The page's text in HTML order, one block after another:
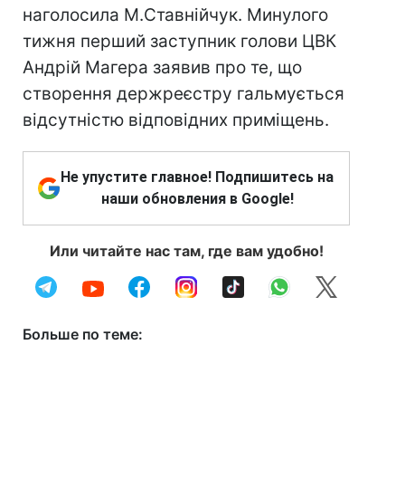
наголосила М.Ставнійчук. Минулого
тижня перший заступник голови ЦВК
Андрій Магера заявив про те, що
створення держреєстру гальмується
відсутністю відповідних приміщень.
Не упустите главное! Подпишитесь на
наши обновления в Google!
Или читайте нас там, где вам удобно!
Больше по теме: